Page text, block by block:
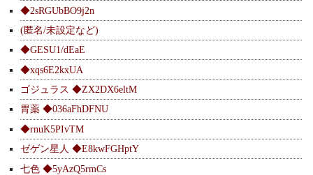
◆2sRGUbBO9j2n
(匿名/未設定など)
◆GESU1/dEaE
◆xqs6E2kxUA
ゴジュラス ◆ZX2DX6eltM
胃薬 ◆036aFhDFNU
◆rnuK5PIvTM
ゼゲン星人 ◆E8kwFGHptY
七色 ◆5yAzQ5rmCs